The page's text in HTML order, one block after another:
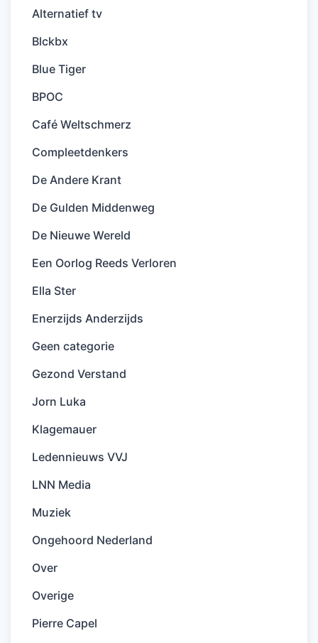
Alternatief tv
Blckbx
Blue Tiger
BPOC
Café Weltschmerz
Compleetdenkers
De Andere Krant
De Gulden Middenweg
De Nieuwe Wereld
Een Oorlog Reeds Verloren
Ella Ster
Enerzijds Anderzijds
Geen categorie
Gezond Verstand
Jorn Luka
Klagemauer
Ledennieuws VVJ
LNN Media
Muziek
Ongehoord Nederland
Over
Overige
Pierre Capel